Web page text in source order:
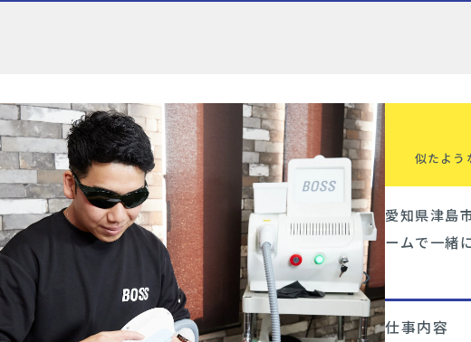
似たよう
愛知県津島
ームで一緒
仕事内容